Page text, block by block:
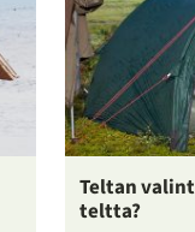
Teltan
teltta?